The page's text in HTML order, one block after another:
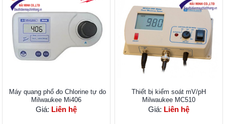
Máy quang phổ đo Chlorine tự do
Milwaukee Mi406
Giá: Liên hệ
Thiết bị kiểm soát mV/pH
Milwaukee MC510
Giá: Liên hệ